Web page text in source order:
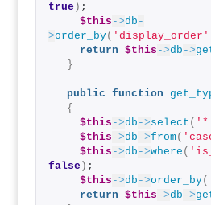
true) ;
$this ->db -
>order_by( 'display_order'
return $this ->db ->
}
public function
{
$this ->db ->select (
$this ->db ->from(
$this ->db ->where (
false) ;
$this ->db ->order_by(
return $this ->db ->